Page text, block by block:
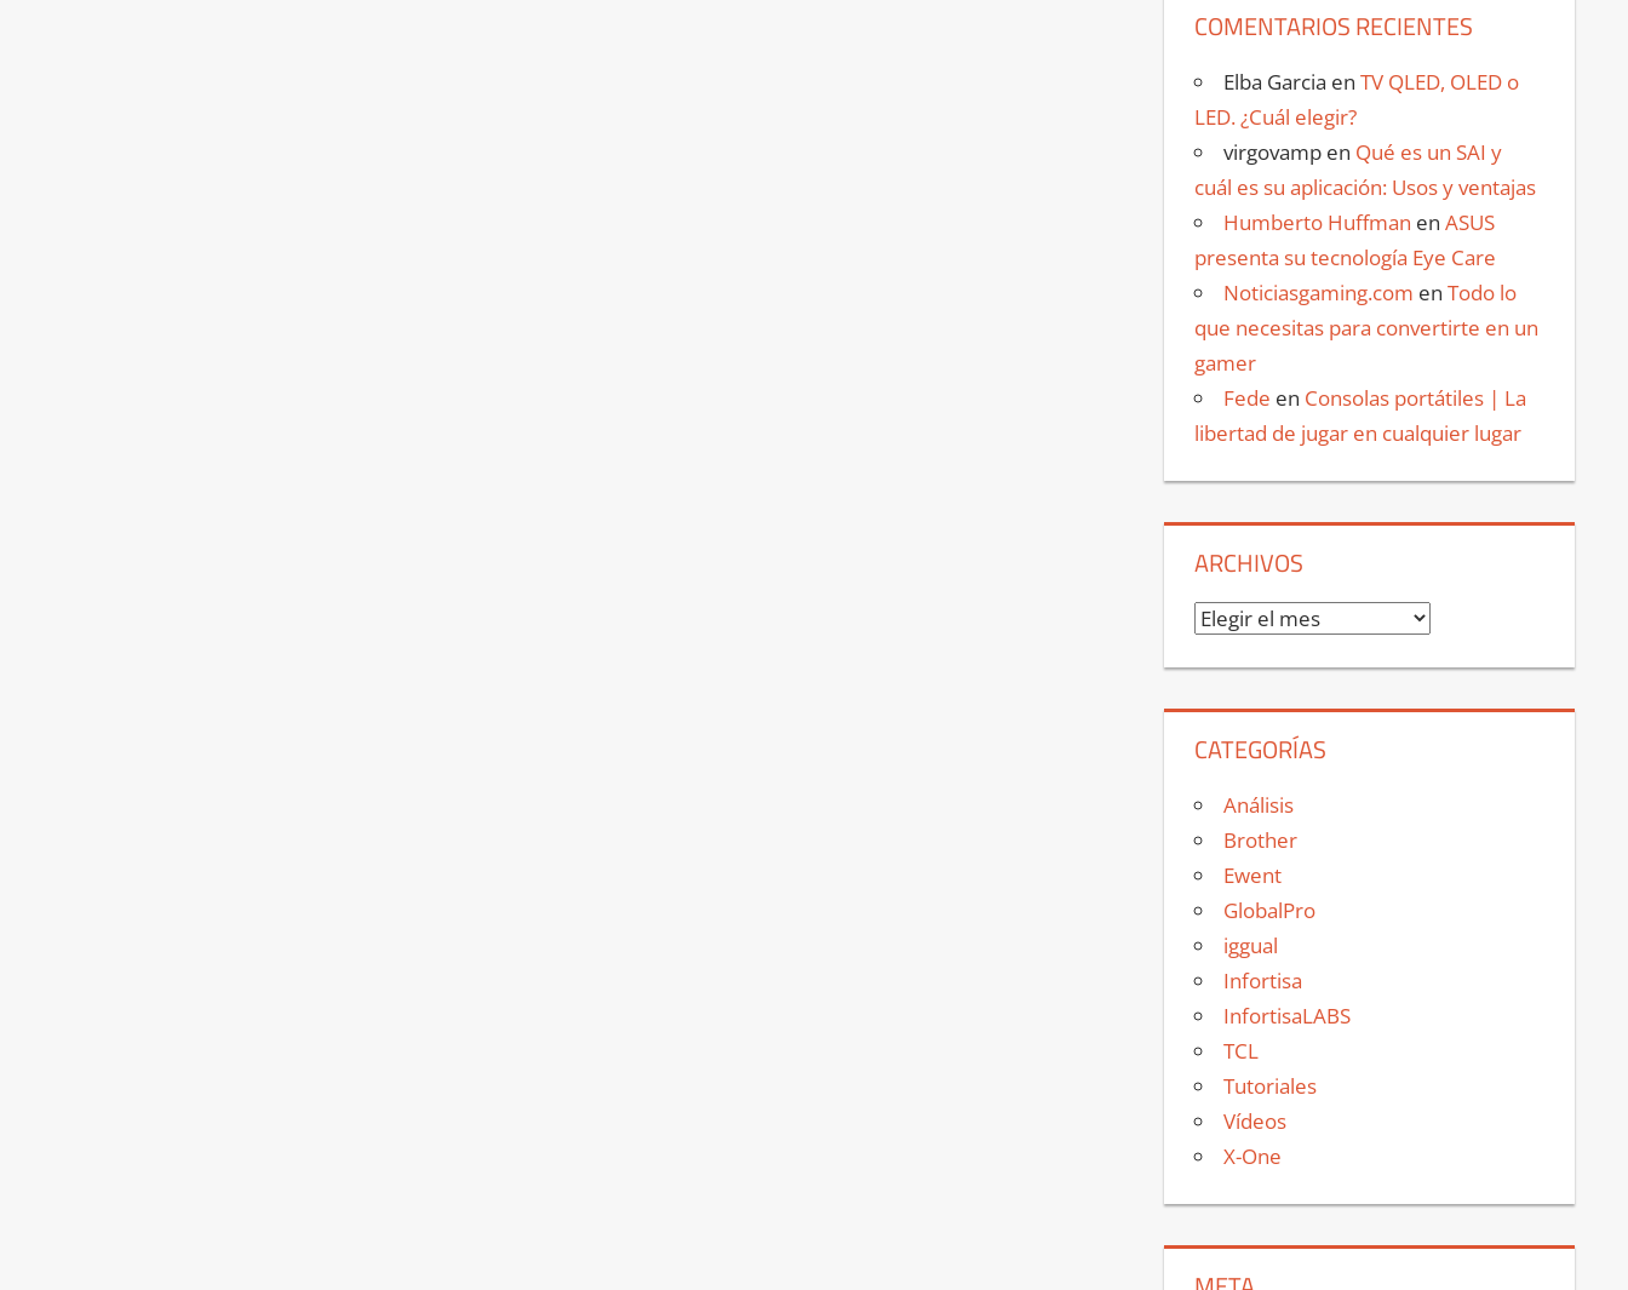
COMENTARIOS RECIENTES
Elba Garcia enTV QLED, OLED o
LED. ¿Cuál elegir?
virgovamp en Qué es un SAI y
cuál es su aplicación: Usos y ventajas
Humberto Huffman enASUS
presenta su tecnología Eye Care
Noticiasgaming.com enTodo lo
que necesitas para convertirte en un
gamer
Fede en Consolas portátiles | La
libertad de jugar en cualquier lugar
ARCHIVOS
Archivos
CATEGORÍAS
Análisis
Brother
Ewent
GlobalPro
iggual
Infortisa
InfortisaLABS
TCL
Tutoriales
Vídeos
X-One